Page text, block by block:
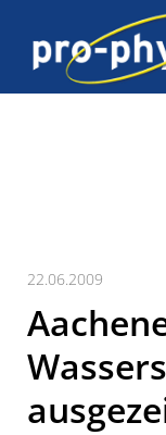
22.06.2009